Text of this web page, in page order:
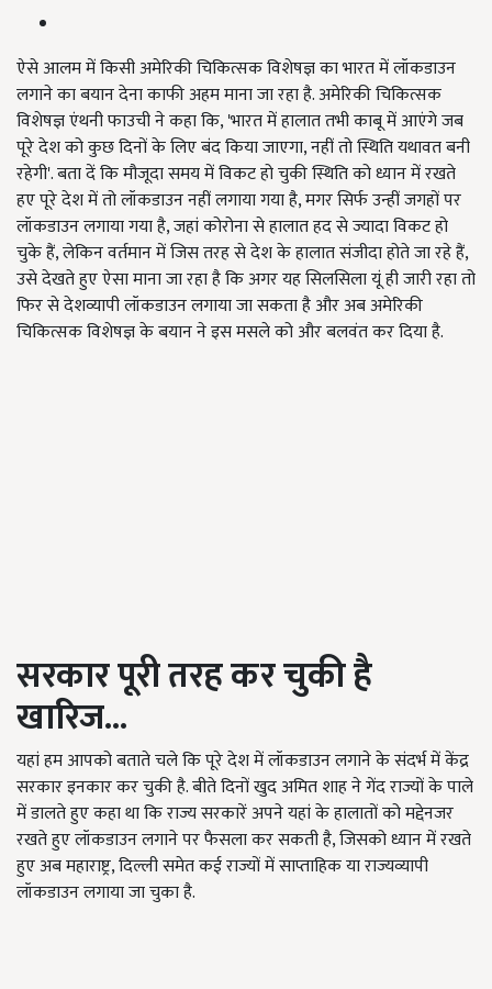
ऐसे आलम में किसी अमेरिकी चिकित्सक विशेषज्ञ का भारत में लॉकडाउन
लगाने का बयान देना काफी अहम माना जा रहा है. अमेरिकी चिकित्सक
विशेषज्ञ एंथनी फाउची ने कहा कि, 'भारत में हालात तभी काबू में आएंगे जब
पूरे देश को कुछ दिनों के लिए बंद किया जाएगा, नहीं तो स्थिति यथावत बनी
रहेगी'. बता दें कि मौजूदा समय में विकट हो चुकी स्थिति को ध्यान में रखते
हए पूरे देश में तो लॉकडाउन नहीं लगाया गया है, मगर सिर्फ उन्हीं जगहों पर
लॉकडाउन लगाया गया है, जहां कोरोना से हालात हद से ज्यादा विकट हो
चुके हैं, लेकिन वर्तमान में जिस तरह से देश के हालात संजीदा होते जा रहे हैं,
उसे देखते हुए ऐसा माना जा रहा है कि अगर यह सिलसिला यूं ही जारी रहा तो
फिर से देशव्यापी लॉकडाउन लगाया जा सकता है और अब अमेरिकी
चिकित्सक विशेषज्ञ के बयान ने इस मसले को और बलवंत कर दिया है.
सरकार पूरी तरह कर चुकी है
खारिज...
यहां हम आपको बताते चले कि पूरे देश में लॉकडाउन लगाने के संदर्भ में केंद्र
सरकार इनकार कर चुकी है. बीते दिनों खुद अमित शाह ने गेंद राज्यों के पाले
में डालते हुए कहा था कि राज्य सरकारें अपने यहां के हालातों को मद्देनजर
रखते हुए लॉकडाउन लगाने पर फैसला कर सकती है, जिसको ध्यान में रखते
हुए अब महाराष्ट्र, दिल्ली समेत कई राज्यों में साप्ताहिक या राज्यव्यापी
लॉकडाउन लगाया जा चुका है.